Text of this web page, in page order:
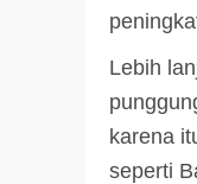
Lebih
karena
seperti